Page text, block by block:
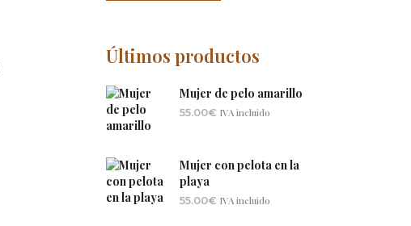
Últimos productos
Mujer de pelo amarillo
55.00€ IVA incluido
Mujer con pelota en la
playa
55.00€ IVA incluido